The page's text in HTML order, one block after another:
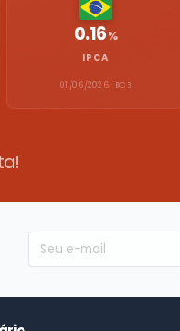
0.16%
IPCA
01/06/2026 · BCB